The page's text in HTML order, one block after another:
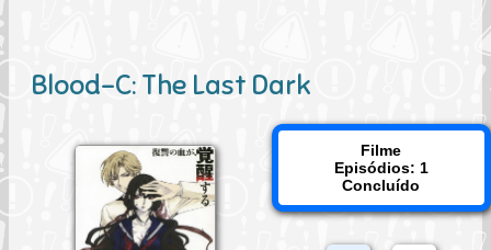
Blood-C: The Last Dark
Filme
Episódios: 1
Concluído